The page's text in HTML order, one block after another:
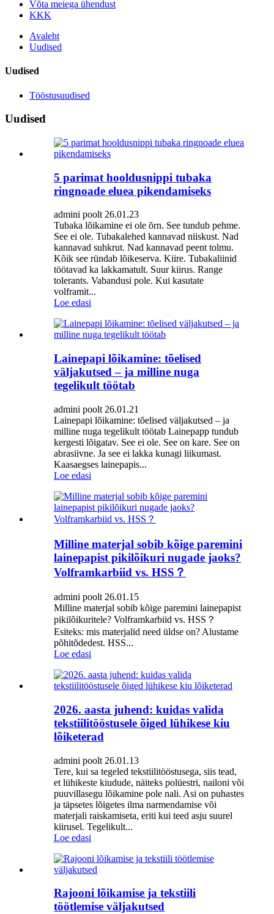
Võta meiega ühendust
KKK
Avaleht
Uudised
Uudised
Tööstusuudised
Uudised
5 parimat hooldusnippi tubaka
ringnoade eluea pikendamiseks
admini poolt 26.01.23
Tubaka lõikamine ei ole õrn. See tundub pehme.
See ei ole. Tubakalehed kannavad niiskust. Nad
kannavad suhkrut. Nad kannavad peent tolmu.
Kõik see ründab lõikeserva. Kiire. Tubakaliinid
töötavad ka lakkamatult. Suur kiirus. Range
tolerants. Vabandusi pole. Kui kasutate
volframit...
Loe edasi
Lainepapi lõikamine: tõelised
väljakutsed – ja milline nuga
tegelikult töötab
admini poolt 26.01.21
Lainepapi lõikamine: tõelised väljakutsed – ja
milline nuga tegelikult töötab Lainepapp tundub
kergesti lõigatav. See ei ole. See on kare. See on
abrasiivne. Ja see ei lakka kunagi liikumast.
Kaasaegses lainepapis...
Loe edasi
Milline materjal sobib kõige paremini
lainepapist pikilõikuri nugade jaoks?
Volframkarbiid vs. HSS？
admini poolt 26.01.15
Milline materjal sobib kõige paremini lainepapist
pikilõikuritele? Volframkarbiid vs. HSS？
Esiteks: mis materjalid need üldse on? Alustame
põhitõdedest. HSS...
Loe edasi
2026. aasta juhend: kuidas valida
tekstiilitööstusele õiged lühikese kiu
lõiketerad
admini poolt 26.01.13
Tere, kui sa tegeled tekstiilitööstusega, siis tead,
et lühikeste kiudude, näiteks polüestri, nailoni või
puuvillasegu lõikamine pole nali. Asi on puhastes
ja täpsetes lõigetes ilma narmendamise või
materjali raiskamiseta, eriti kui teed asju suurel
kiirusel. Tegelikult...
Loe edasi
Rajooni lõikamise ja tekstiili
töötlemise väljakutsed